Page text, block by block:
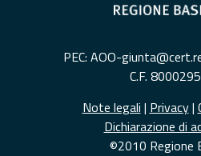
PEC: AOO-
C.F.
Note legali | Privacy|
Dichiarazione di
©2010 Regione